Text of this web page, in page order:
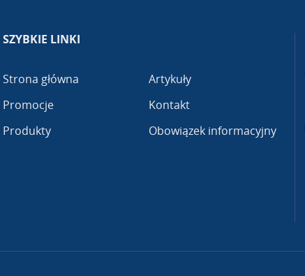
SZYBKIE LINKI
Strona główna
Promocje
Produkty
Artykuły
Kontakt
Obowiązek informacyjny